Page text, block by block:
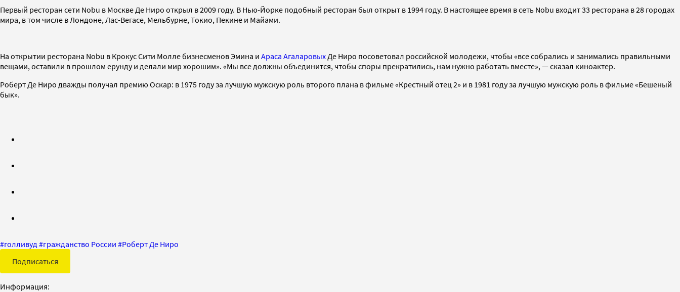
Первый ресторан сети Nobu в Москве Де Ниро открыл в 2009 году. В Нью-Йорке подобный ресторан был открыт в 1994 году. В настоящее время в сеть Nobu входит 33 ресторана в 28 городах
мира, в том числе в Лондоне, Лас-Вегасе, Мельбурне, Токио, Пекине и Майами.
На открытии ресторана Nobu в Крокус Сити Молле бизнесменов Эмина и Араса Агаларовых Де Ниро посоветовал российской молодежи, чтобы «все собрались и занимались правильными
вещами, оставили в прошлом ерунду и делали мир хорошим». «Мы все должны объединится, чтобы споры прекратились, нам нужно работать вместе», — сказал киноактер.
Роберт Де Ниро дважды получал премию Оскар: в 1975 году за лучшую мужскую роль второго плана в фильме «Крестный отец 2» и в 1981 году за лучшую мужскую роль в фильме «Бешеный
бык».
#голливуд #гражданство России #Роберт Де Ниро
Подписаться
Информация: